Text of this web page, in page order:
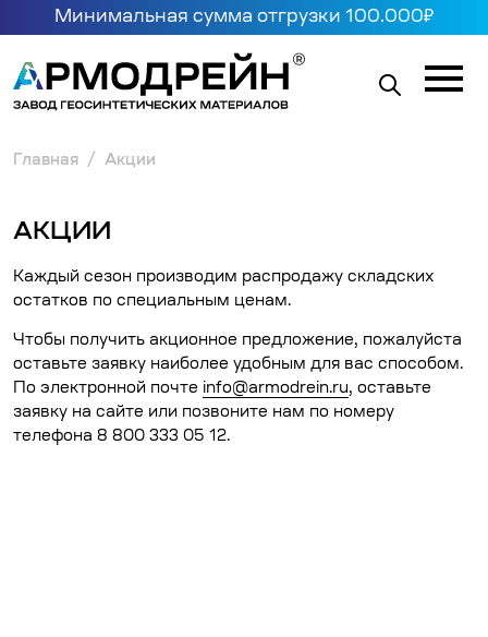
Главная Акции
АКЦИИ
Каждый сезон производим распродажу складских
остатков по специальным ценам.
Чтобы получить акционное предложение, пожалуйста
оставьте заявку наиболее удобным для вас способом.
По электронной почте info@armodrein.ru, оставьте
заявку на сайте или позвоните нам по номеру
телефона 8 800 333 05 12.
Минимальная сумма отгрузки 100.000₽